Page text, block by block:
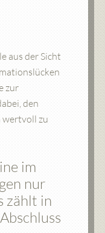
aus der Sicht
zur
den
wertvoll zu
im
nur
zählt in